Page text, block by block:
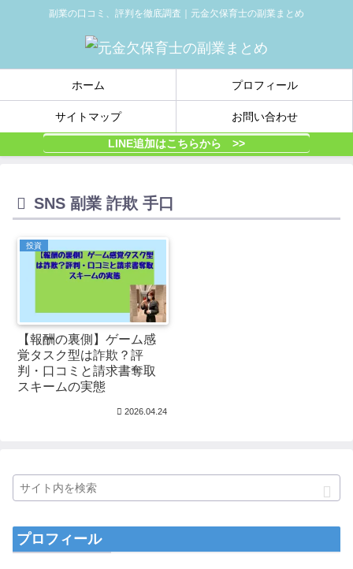
副業の口コミ、評判を徹底調査｜元金欠保育士の副業まとめ
ホーム プロフィール
サイトマップ お問い合わせ
LINE追加はこちらから >>
SNS 副業 詐欺 手口
投資
【報酬の裏側】ゲーム感
覚タスク型は詐欺？評
判・口コミと請求書奪取
スキームの実態
2026.04.24
プロフィール